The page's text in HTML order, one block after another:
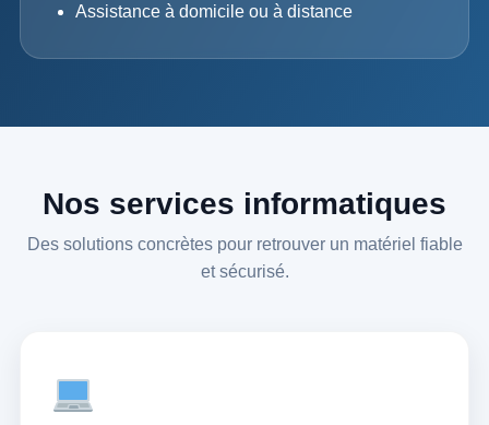
Assistance à domicile ou à distance
Nos services informatiques
Des solutions concrètes pour retrouver un matériel fiable
et sécurisé.